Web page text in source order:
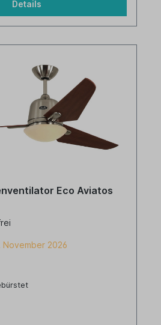
Details
Eco Aviatos
November 2026